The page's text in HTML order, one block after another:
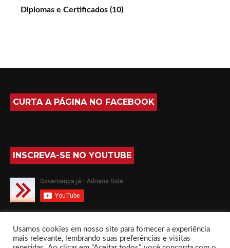
Diplomas e Certificados (10)
CURTA A PÁGINA NO FACEBOOK
INSCREVA-SE NO YOUTUBE
SIGA-ME NO TWITTER
Usamos cookies em nosso site para fornecer a experiência
mais relevante, lembrando suas preferências e visitas